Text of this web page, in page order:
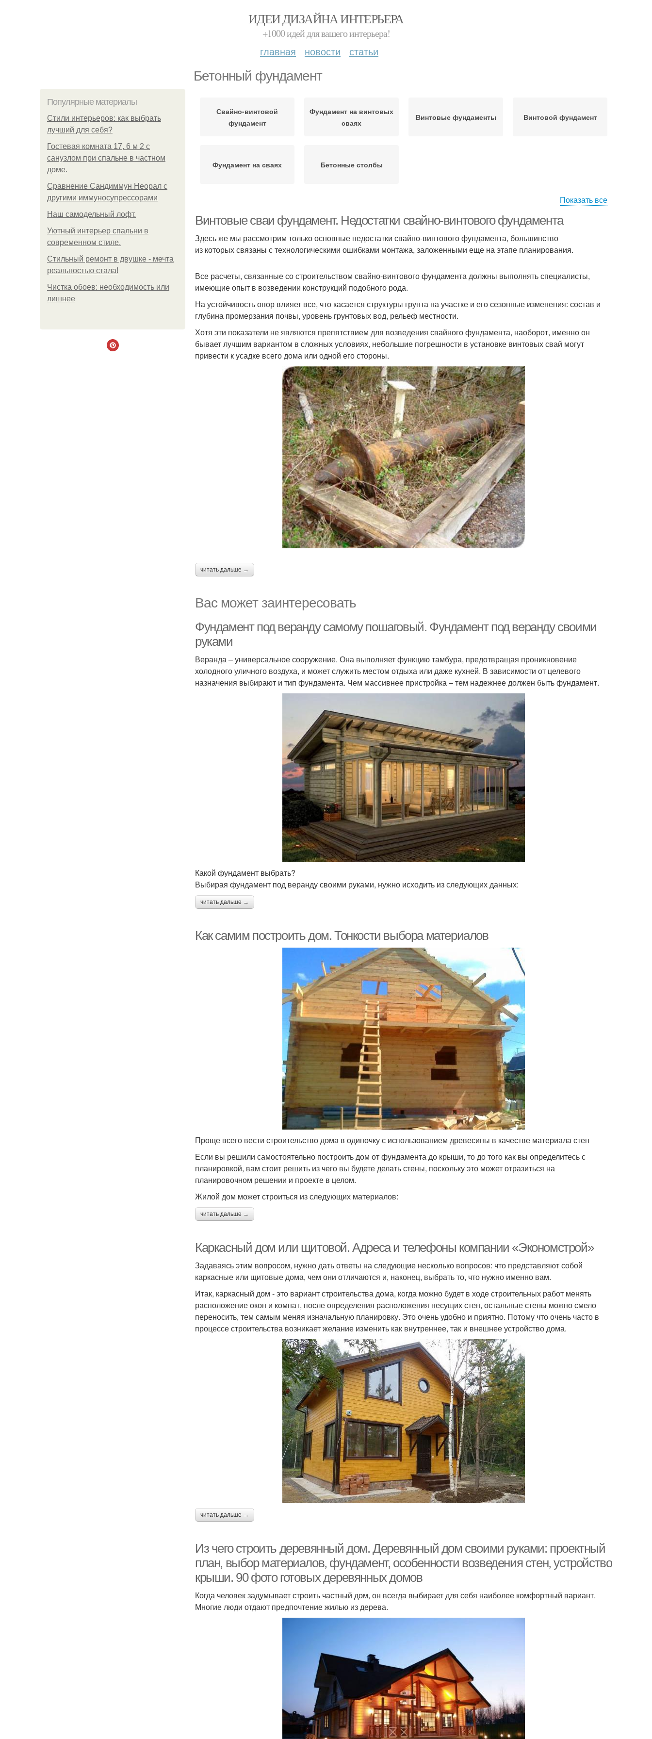
ИДЕИ ДИЗАЙНА ИНТЕРЬЕРА
+1000 идей для вашего интерьера!
главная новости статьи
Бетонный фундамент
Популярные материалы
Стили интерьеров: как выбрать
лучший для себя?
Гостевая комната 17, 6 м 2 с
санузлом при спальне в частном
доме.
Сравнение Сандиммун Неорал с
другими иммуносупрессорами
Наш самодельный лофт.
Уютный интерьер спальни в
современном стиле.
Стильный ремонт в двушке - мечта
реальностью стала!
Чистка обоев: необходимость или
лишнее
Свайно-винтовой
фундамент
Фундамент на винтовых
сваях
Винтовые фундаменты Винтовой фундамент
Фундамент на сваях Бетонные столбы
Показать все
Винтовые сваи фундамент. Недостатки свайно-винтового фундамента
Здесь же мы рассмотрим только основные недостатки свайно-винтового фундамента, большинство
из которых связаны с технологическими ошибками монтажа, заложенными еще на этапе планирования.
Все расчеты, связанные со строительством свайно-винтового фундамента должны выполнять специалисты,
имеющие опыт в возведении конструкций подобного рода.
На устойчивость опор влияет все, что касается структуры грунта на участке и его сезонные изменения: состав и
глубина промерзания почвы, уровень грунтовых вод, рельеф местности.
Хотя эти показатели не являются препятствием для возведения свайного фундамента, наоборот, именно он
бывает лучшим вариантом в сложных условиях, небольшие погрешности в установке винтовых свай могут
привести к усадке всего дома или одной его стороны.
читать дальше →
Вас может заинтересовать
Фундамент под веранду самому пошаговый. Фундамент под веранду своими
руками
Веранда – универсальное сооружение. Она выполняет функцию тамбура, предотвращая проникновение
холодного уличного воздуха, и может служить местом отдыха или даже кухней. В зависимости от целевого
назначения выбирают и тип фундамента. Чем массивнее пристройка – тем надежнее должен быть фундамент.
Какой фундамент выбрать?
Выбирая фундамент под веранду своими руками, нужно исходить из следующих данных:
читать дальше →
Как самим построить дом. Тонкости выбора материалов
Проще всего вести строительство дома в одиночку с использованием древесины в качестве материала стен
Если вы решили самостоятельно построить дом от фундамента до крыши, то до того как вы определитесь с
планировкой, вам стоит решить из чего вы будете делать стены, поскольку это может отразиться на
планировочном решении и проекте в целом.
Жилой дом может строиться из следующих материалов:
читать дальше →
Каркасный дом или щитовой. Адреса и телефоны компании «Экономстрой»
Задаваясь этим вопросом, нужно дать ответы на следующие несколько вопросов: что представляют собой
каркасные или щитовые дома, чем они отличаются и, наконец, выбрать то, что нужно именно вам.
Итак, каркасный дом - это вариант строительства дома, когда можно будет в ходе строительных работ менять
расположение окон и комнат, после определения расположения несущих стен, остальные стены можно смело
переносить, тем самым меняя изначальную планировку. Это очень удобно и приятно. Потому что очень часто в
процессе строительства возникает желание изменить как внутреннее, так и внешнее устройство дома.
читать дальше →
Из чего строить деревянный дом. Деревянный дом своими руками: проектный
план, выбор материалов, фундамент, особенности возведения стен, устройство
крыши. 90 фото готовых деревянных домов
Когда человек задумывает строить частный дом, он всегда выбирает для себя наиболее комфортный вариант.
Многие люди отдают предпочтение жилью из дерева.